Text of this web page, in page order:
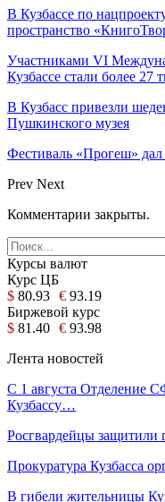
В Кузбассе по
пространство
Участниками VI
Кузбассе стали более 27
В Кузбасс привезли
Пушкинского музея
Фестиваль «Прогеш»
Prev Next
Комментарии закрыты.
Курсы валют
Курс ЦБ
$ 80.93 € 93.19
Биржевой курс
$ 81.40 € 93.98
Лента новостей
С 1 августа Отделение
Кузбассу…
Росгвардейцы защитили
Прокуратура Кузбасса
В гибели жительницы